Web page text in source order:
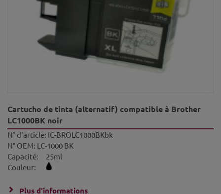
Cartucho de tinta (alternatif) compatible à Brother
LC1000BK noir
N° d'article: IC-BROLC1000BKbk
N° OEM: LC-1000 BK
Capacité:
25ml
Couleur:
Plus d'informations